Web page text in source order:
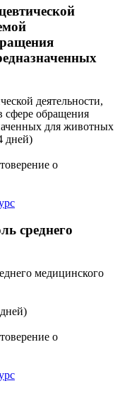
дней)
о
среднего
о